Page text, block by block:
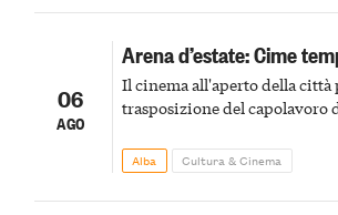
06
AGO
Arena d’estate: Cime
Il cinema all'aperto della città
trasposizione del capolavoro
Alba Cultura & Cinema